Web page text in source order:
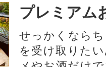
プレミアム
せっかくなら
を受け取りた